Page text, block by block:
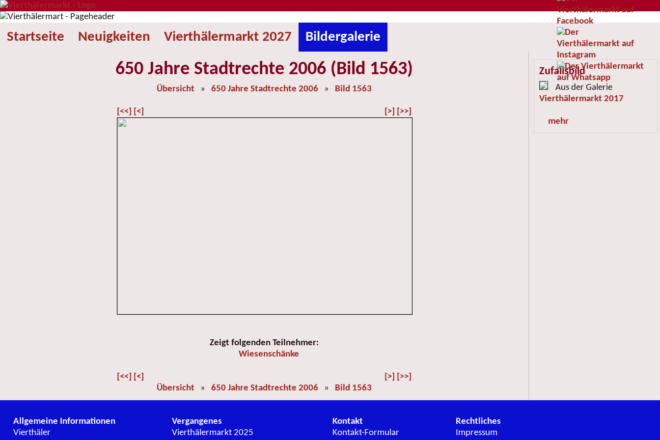
Startseite Neuigkeiten Vierthälermarkt 2027 Bildergalerie
650 Jahre Stadtrechte 2006 (Bild 1563)
Übersicht » 650 Jahre Stadtrechte 2006 » Bild 1563
[<<] [<] [>] [>>]
Zeigt folgenden Teilnehmer:
Wiesenschänke
[<<] [<] [>] [>>]
Übersicht » 650 Jahre Stadtrechte 2006 » Bild 1563
Zufallsbild
Aus der Galerie
Vierthälermarkt 2017
mehr
Allgemeine Informationen
Vierthäler
Vergangenes
Vierthälermarkt 2025
Kontakt
Kontakt-Formular
Rechtliches
Impressum